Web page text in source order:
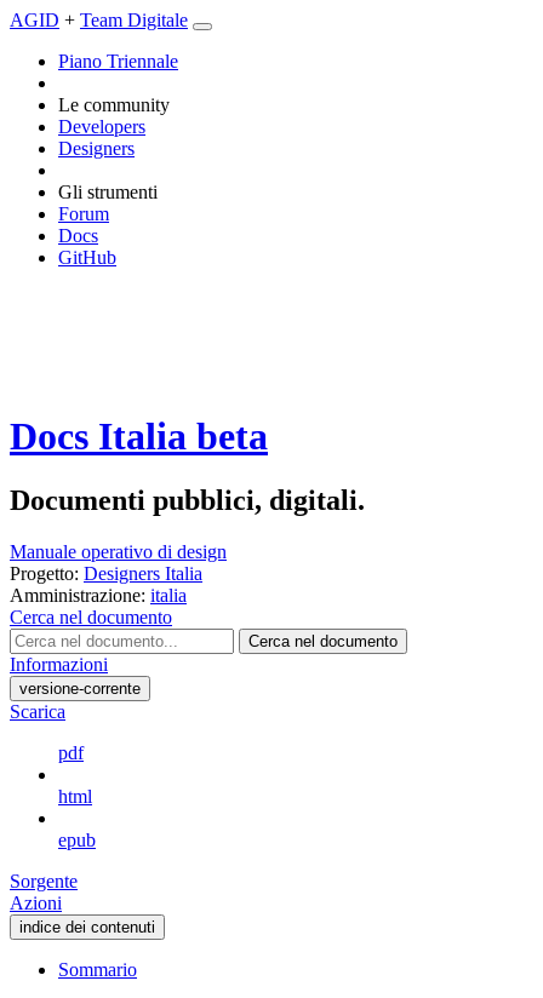
AGID + Team Digitale
Piano Triennale
Le community
Developers
Designers
Gli strumenti
Forum
Docs
GitHub
Docs Italia beta
Documenti pubblici, digitali.
Manuale operativo di design
Progetto: Designers Italia
Amministrazione: italia
Cerca nel documento
Cerca nel documento
Informazioni
versione-corrente
Scarica
pdf
html
epub
Sorgente
Azioni
indice dei contenuti
Sommario